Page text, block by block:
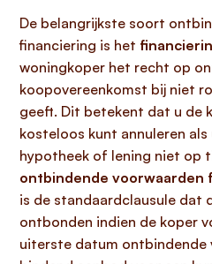
De belangrijkste soort
financiering is het
woningkoper het recht op
koopovereenkomst bij niet
geeft. Dit betekent dat u de
kosteloos kunt annuleren
hypotheek of lening niet op
ontbindende voorwaarden
is de standaardclausule dat
ontbonden indien de koper
uiterste datum ontbindende